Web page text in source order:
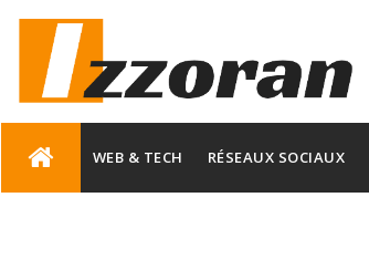
WEB & TECH RÉSEAUX SOCIAUX